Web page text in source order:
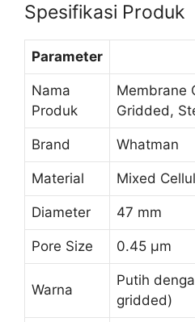
Spesifikasi Produk
Parameter
Nama
Produk
Membrane
Gridded,
Brand Whatman
Material Mixed
Diameter 47 mm
Pore Size 0.45 µm
Warna
Putih
gridded)